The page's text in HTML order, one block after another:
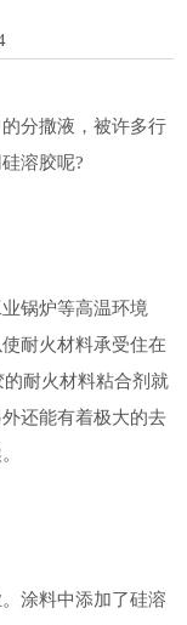
分撒液，被许多行
溶胶呢?
锅炉等高温环境
耐火材料承受住在
耐火材料粘合剂就
还能有着极大的去
涂料中添加了硅溶